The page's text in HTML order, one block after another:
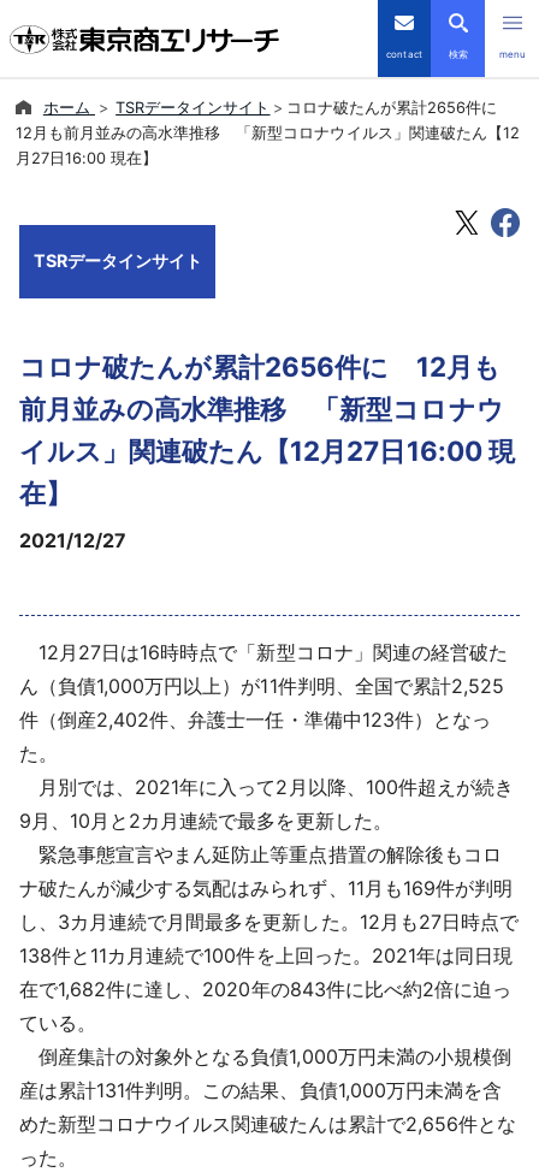
contact 検索 menu
倒産・注目企業情報
TSR-PLUS
会社案内
商品・サービス
English
ホーム TSRデータインサイト
コロナ破たんが累計2656件に
12月も前月並みの高水準推移 「新型コロナウイルス」関連破たん【12
月27日16:00 現在】
TSRデータインサイト
コロナ破たんが累計2656件に 12月も
前月並みの高水準推移 「新型コロナウ
イルス」関連破たん【12月27日16:00 現
在】
2021/12/27
12月27日は16時時点で「新型コロナ」関連の経営破た
ん（負債1,000万円以上）が11件判明、全国で累計2,525
件（倒産2,402件、弁護士一任・準備中123件）となっ
た。
月別では、2021年に入って2月以降、100件超えが続き
9月、10月と2カ月連続で最多を更新した。
緊急事態宣言やまん延防止等重点措置の解除後もコロ
ナ破たんが減少する気配はみられず、11月も169件が判明
し、3カ月連続で月間最多を更新した。12月も27日時点で
138件と11カ月連続で100件を上回った。2021年は同日現
在で1,682件に達し、2020年の843件に比べ約2倍に迫っ
ている。
倒産集計の対象外となる負債1,000万円未満の小規模倒
産は累計131件判明。この結果、負債1,000万円未満を含
めた新型コロナウイルス関連破たんは累計で2,656件とな
った。